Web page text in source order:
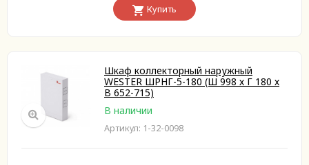
Купить
Шкаф коллекторный наружный
WESTER ШРНГ-5-180 (Ш 998 х Г 180 х
В 652-715)
В наличии
Артикул: 1-32-0098